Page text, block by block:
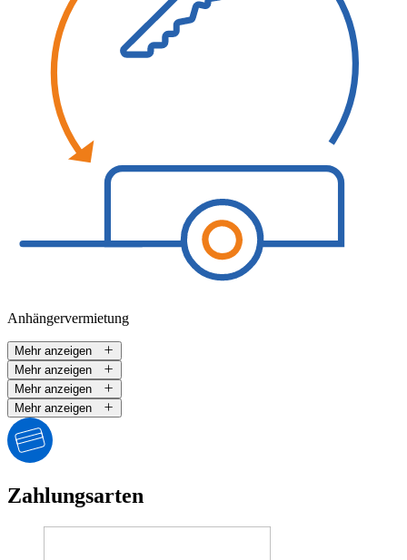
Anhängervermietung
Mehr anzeigen
Mehr anzeigen
Mehr anzeigen
Mehr anzeigen
Zahlungsarten